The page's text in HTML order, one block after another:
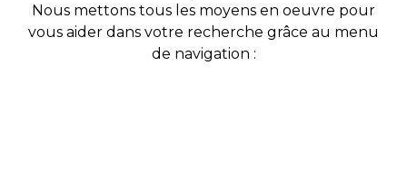
Nous mettons tous les moyens en oeuvre pour
vous aider dans votre recherche grâce au menu
de navigation :